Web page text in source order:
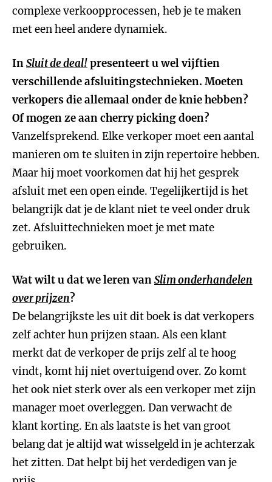
complexe verkoopprocessen, heb je te maken
met een heel andere dynamiek.
InSluit de deal!presenteert u wel vijftien
verschillende afsluitingstechnieken. Moeten
verkopers die allemaal onder de knie hebben?
Of mogen ze aan cherry picking doen?
Vanzelfsprekend. Elke verkoper moet een aantal
manieren om te sluiten in zijn repertoire hebben.
Maar hij moet voorkomen dat hij het gesprek
afsluit met een open einde. Tegelijkertijd is het
belangrijk dat je de klant niet te veel onder druk
zet. Afsluittechnieken moet je met mate
gebruiken.
Wat wilt u dat we leren vanSlim onderhandelen
over prijzen?
De belangrijkste les uit dit boek is dat verkopers
zelf achter hun prijzen staan. Als een klant
merkt dat de verkoper de prijs zelf al te hoog
vindt, komt hij niet overtuigend over. Zo komt
het ook niet sterk over als een verkoper met zijn
manager moet overleggen. Dan verwacht de
klant korting. En als laatste is het van groot
belang dat je altijd wat wisselgeld in je achterzak
het zitten. Dat helpt bij het verdedigen van je